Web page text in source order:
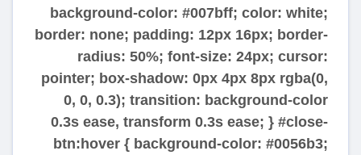
background-color: #007bff; color: white;
border: none; padding: 12px 16px; border-
radius: 50%; font-size: 24px; cursor:
pointer; box-shadow: 0px 4px 8px rgba(0,
0, 0, 0.3); transition: background-color
0.3s ease, transform 0.3s ease; } #close-
btn:hover { background-color: #0056b3;